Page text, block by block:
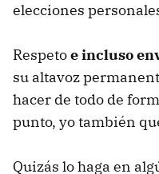
elecciones
Respetoe incluso
su altavoz
hacer de todo de
punto, yo también
Quizás lo haga en